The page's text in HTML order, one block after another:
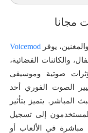
يوفر Voicemod
والكائنات الفضائية،
صوتية وموسيقى
الصوت الفوري أحد
المباشر. يتميز بتأثير
إلى تسجيل
في الألعاب أو